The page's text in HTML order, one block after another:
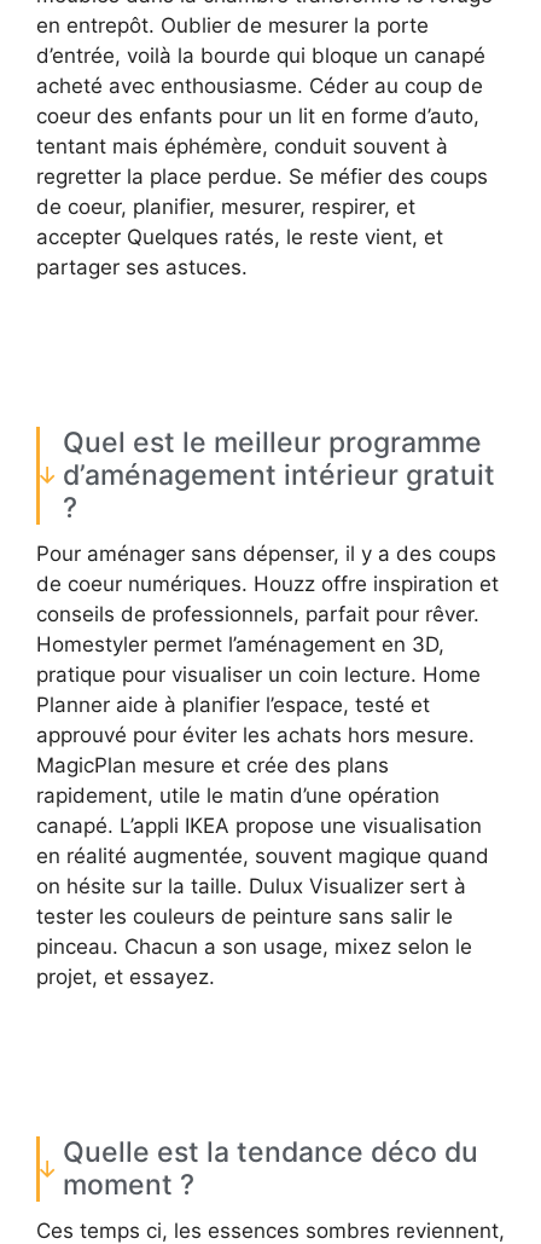
en entrepôt. Oublier de mesurer la porte
d’entrée, voilà la bourde qui bloque un canapé
acheté avec enthousiasme. Céder au coup de
coeur des enfants pour un lit en forme d’auto,
tentant mais éphémère, conduit souvent à
regretter la place perdue. Se méfier des coups
de coeur, planifier, mesurer, respirer, et
accepter Quelques ratés, le reste vient, et
partager ses astuces.
Quel est le meilleur programme
d’aménagement intérieur gratuit
?
Pour aménager sans dépenser, il y a des coups
de coeur numériques. Houzz offre inspiration et
conseils de professionnels, parfait pour rêver.
Homestyler permet l’aménagement en 3D,
pratique pour visualiser un coin lecture. Home
Planner aide à planifier l’espace, testé et
approuvé pour éviter les achats hors mesure.
MagicPlan mesure et crée des plans
rapidement, utile le matin d’une opération
canapé. L’appli IKEA propose une visualisation
en réalité augmentée, souvent magique quand
on hésite sur la taille. Dulux Visualizer sert à
tester les couleurs de peinture sans salir le
pinceau. Chacun a son usage, mixez selon le
projet, et essayez.
Quelle est la tendance déco du
moment ?
Ces temps ci, les essences sombres reviennent,